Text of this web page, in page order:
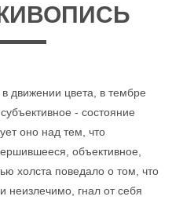
движении цвета, в тембре
- состояние
оно над тем, что
объективное,
холста поведало о том, что
неизлечимо, гнал от себя